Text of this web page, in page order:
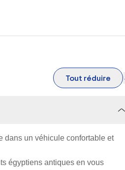
Tout réduire
dans un véhicule confortable et
égyptiens antiques en vous